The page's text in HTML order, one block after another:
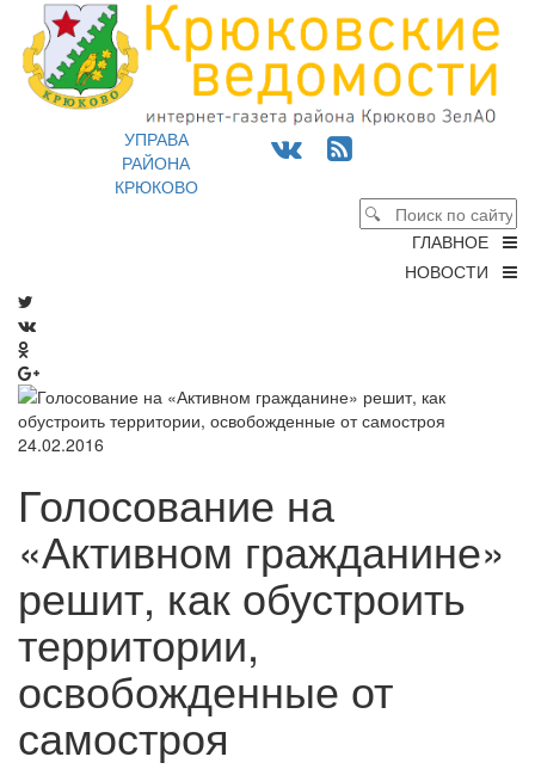
УПРАВА
РАЙОНА
КРЮКОВО
ГЛАВНОЕ
НОВОСТИ
24.02.2016
Голосование на
«Активном гражданине»
решит, как обустроить
территории,
освобожденные от
самостроя